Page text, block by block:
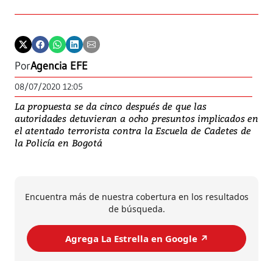
PorAgencia EFE
08/07/2020 12:05
La propuesta se da cinco después de que las
autoridades detuvieran a ocho presuntos implicados en
el atentado terrorista contra la Escuela de Cadetes de
la Policía en Bogotá
Encuentra más de nuestra cobertura en los resultados
de búsqueda.
Agrega La Estrella en Google ↗️